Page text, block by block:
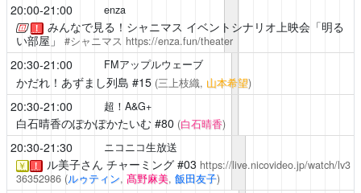
20:00-21:00 enza
！
みんなで見る！シャニマス イベントシナリオ上映会「明る
い部屋」
#シャニマス https://enza.fun/theater
20:30-21:00 FMアップルウェーブ
かだれ！あずまし列島 #15 (三上枝織, 山本希望)
20:30-21:00 超！A&G+
白石晴香のぽかぽかたいむ#80 (白石晴香)
20:30-21:30 ニコニコ生放送
￥ ！ ル美子さん チャーミング#03 https://live.nicovideo.jp/watch/lv3
36352986 (ルゥティン, 髙野麻美, 飯田友子)